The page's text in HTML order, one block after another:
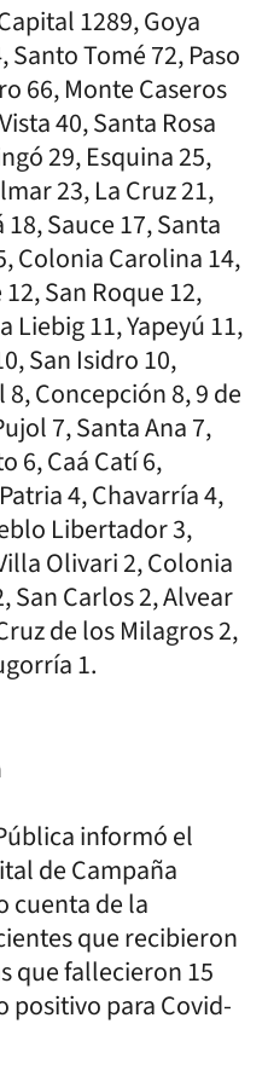
1289, Goya
Tomé 72, Paso
66, Monte Caseros
40, Santa Rosa
29, Esquina 25,
23, La Cruz 21,
Sauce 17, Santa
Colonia Carolina 14,
San Roque 12,
Liebig 11, Yapeyú 11,
San Isidro 10,
Concepción 8, 9 de
7, Santa Ana 7,
6, Caá Catí 6,
4, Chavarría 4,
Libertador 3,
Olivari 2, Colonia
San Carlos 2, Alvear
de los Milagros 2,
1.
informó el
de Campaña
cuenta de la
que recibieron
que fallecieron 15
positivo para Covid-